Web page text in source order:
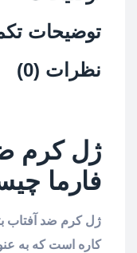
توضیحات
نظرات (0)
ژل کرم
فارما
کاره است که به